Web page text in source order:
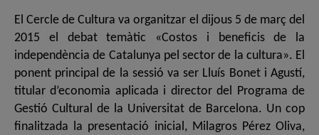
El Cercle de Cultura va organitzar el dijous 5 de març del
2015 el debat temàtic «Costos i beneficis de la
independència de Catalunya pel sector de la cultura». El
ponent principal de la sessió va ser Lluís Bonet i Agustí,
titular d’economia aplicada i director del Programa de
Gestió Cultural de la Universitat de Barcelona. Un cop
finalitzada la presentació inicial, Milagros Pérez Oliva,